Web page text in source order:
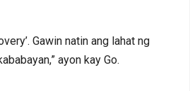
Gawin natin ang lahat ng
ayon kay Go.